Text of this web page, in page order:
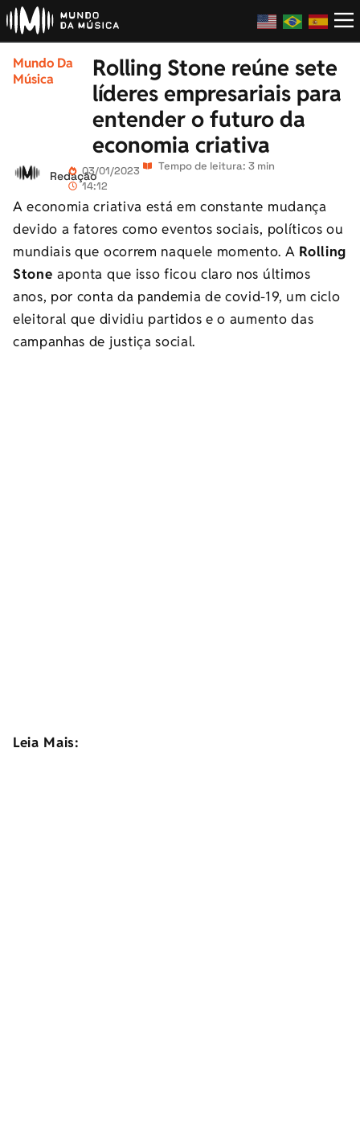
Mundo Da
Música
Rolling Stone reúne sete
líderes empresariais para
entender o futuro da
economia criativa
Redação03/01/2023
14:12
Tempo de leitura: 3 min
A economia criativa está em constante mudança
devido a fatores como eventos sociais, políticos ou
mundiais que ocorrem naquele momento. A Rolling
Stoneaponta que isso ficou claro nos últimos
anos, por conta da pandemia de covid-19, um ciclo
eleitoral que dividiu partidos e o aumento das
campanhas de justiça social.
Leia Mais: